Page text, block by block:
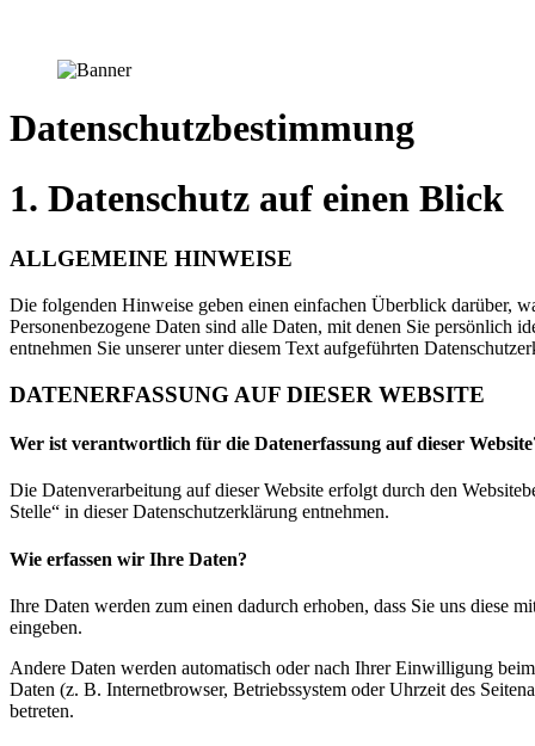
Datenschutzbestimmung
1. Datenschutz auf einen Blick
ALLGEMEINE HINWEISE
Die folgenden Hinweise geben einen einfachen Überblick darüber,
Personenbezogene Daten sind alle Daten, mit denen Sie
entnehmen Sie unserer unter diesem Text aufgeführten
DATENERFASSUNG AUF DIESER WEBSITE
Wer ist verantwortlich für die Datenerfassung auf dieser
Die Datenverarbeitung auf dieser Website erfolgt durch den
Stelle“ in dieser Datenschutzerklärung entnehmen.
Wie erfassen wir Ihre Daten?
Ihre Daten werden zum einen dadurch erhoben, dass Sie uns diese
eingeben.
Andere Daten werden automatisch oder nach Ihrer Einwilligung
Daten (z. B. Internetbrowser, Betriebssystem oder Uhrzeit des
betreten.